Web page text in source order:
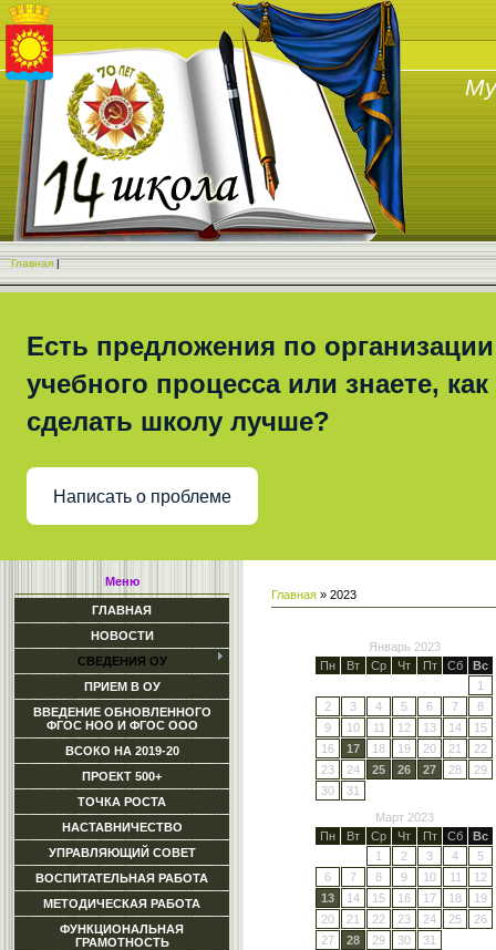
Главная |
Есть предложения по организации
учебного процесса или знаете, как
сделать школу лучше?
Написать о проблеме
Меню
ГЛАВНАЯ
НОВОСТИ
СВЕДЕНИЯ ОУ
ПРИЕМ В ОУ
ВВЕДЕНИЕ ОБНОВЛЕННОГО
ФГОС НОО И ФГОС ООО
ВСОКО НА 2019-20
ПРОЕКТ 500+
ТОЧКА РОСТА
НАСТАВНИЧЕСТВО
УПРАВЛЯЮЩИЙ СОВЕТ
ВОСПИТАТЕЛЬНАЯ РАБОТА
МЕТОДИЧЕСКАЯ РАБОТА
ФУНКЦИОНАЛЬНАЯ
ГРАМОТНОСТЬ
Главная » 2023
Январь 2023
Пн
Вт Ср Чт Пт Сб
Вс
1
2
3 4 5 6 7
8
9
10 11 12 13 14
15
16
17 18 19 20 21
22
23
24 25 26 27 28
29
30
31
Март 2023
Пн
Вт Ср Чт Пт Сб
Вс
1
2 3 4
5
6
7 8 9 10 11
12
13
14 15 16 17 18
19
20
21 22 23 24 25
26
27
28 29 30
31